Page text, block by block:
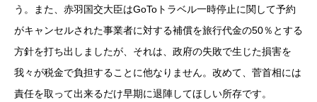
う。また、赤羽国交大臣はGoToトラベル一時停止に関して予約
がキャンセルされた事業者に対する補償を旅行代金の50％とする
方針を打ち出しましたが、それは、政府の失敗で生じた損害を
我々が税金で負担することに他なりません。改めて、菅首相には
責任を取って出来るだけ早期に退陣してほしい所存です。